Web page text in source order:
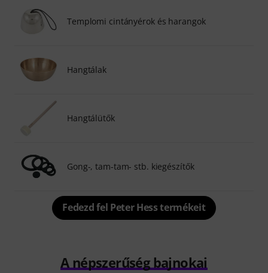
Templomi cintányérok és harangok
Hangtálak
Hangtálütők
Gong-, tam-tam- stb. kiegészítők
Fedezd fel Peter Hess termékeit
A népszerűség bajnokai